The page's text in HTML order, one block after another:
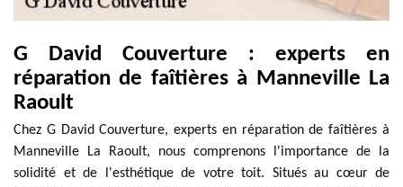
G David Couverture : experts en
réparation de faîtières à Manneville La
Raoult
Chez G David Couverture, experts en réparation de faîtières à
Manneville La Raoult, nous comprenons l'importance de la
solidité et de l'esthétique de votre toit. Situés au cœur de